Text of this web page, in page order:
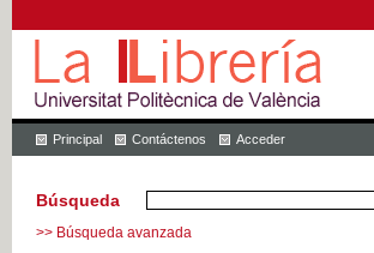
Principal Contáctenos Acceder
Búsqueda
>> Búsqueda avanzada